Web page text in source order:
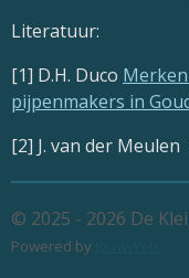
Literatuur:
[1] D.H. Duco
pijpenmakers in
[2] J. van der Meulen
© 2025 - 2026 De
Powered by